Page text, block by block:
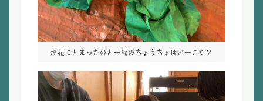
お花にとまったのと一緒のちょうちょはどーこだ？